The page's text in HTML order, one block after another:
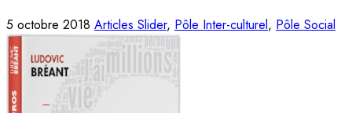
5 octobre 2018 Articles Slider, Pôle Inter-culturel, Pôle Social